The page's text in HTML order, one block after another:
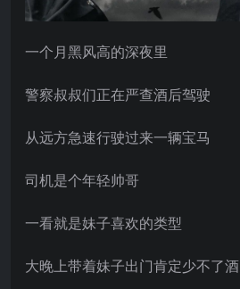
一个月黑风高的深夜里
警察叔叔们正在严查酒后驾驶
从远方急速行驶过来一辆宝马
司机是个年轻帅哥
一看就是妹子喜欢的类型
大晚上带着妹子出门肯定少不了酒